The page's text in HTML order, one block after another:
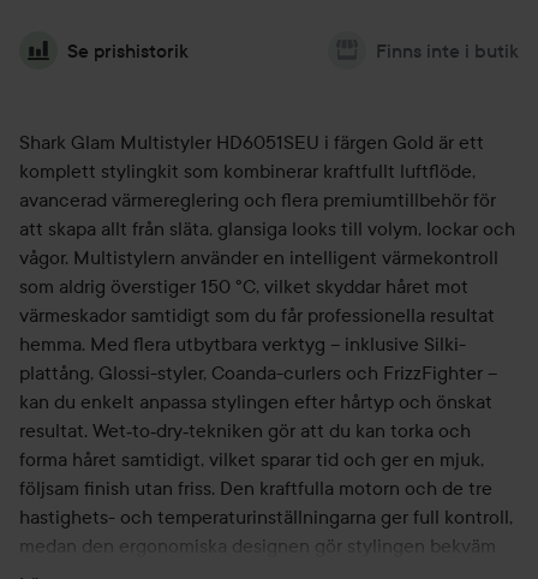
Se prishistorik Finns inte i butik
Shark Glam Multistyler HD6051SEU i färgen Gold är ett
komplett stylingkit som kombinerar kraftfullt luftflöde,
avancerad värmereglering och flera premiumtillbehör för
att skapa allt från släta, glansiga looks till volym, lockar och
vågor. Multistylern använder en intelligent värmekontroll
som aldrig överstiger 150 °C, vilket skyddar håret mot
värmeskador samtidigt som du får professionella resultat
hemma. Med flera utbytbara verktyg – inklusive Silki-
plattång, Glossi-styler, Coanda-curlers och FrizzFighter –
kan du enkelt anpassa stylingen efter hårtyp och önskat
resultat. Wet‑to‑dry‑tekniken gör att du kan torka och
forma håret samtidigt, vilket sparar tid och ger en mjuk,
följsam finish utan friss. Den kraftfulla motorn och de tre
hastighets- och temperaturinställningarna ger full kontroll,
medan den ergonomiska designen gör stylingen bekväm
och smidig. Perfekt för dig som vill ha ett mångsidigt,